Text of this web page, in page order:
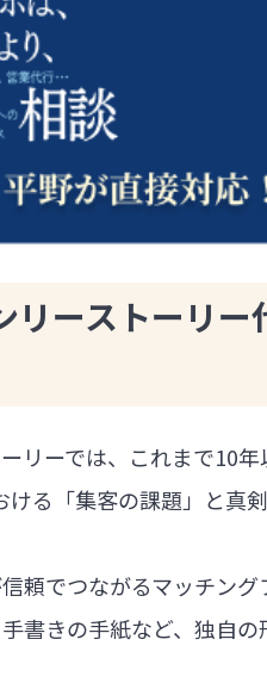
リーストーリー
リーでは、これまで10年
る「集客の課題」と真
頼でつながるマッチング
書きの手紙など、独自の